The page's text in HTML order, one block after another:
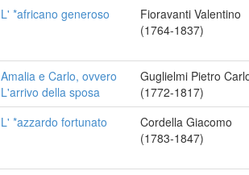
L' *africano generoso
Fioravanti Valentino
(1764-1837)
Amalia e Carlo, ovvero
L'arrivo della sposa
Guglielmi Pietro
(1772-1817)
L' *azzardo fortunato
Cordella Giacomo
(1783-1847)